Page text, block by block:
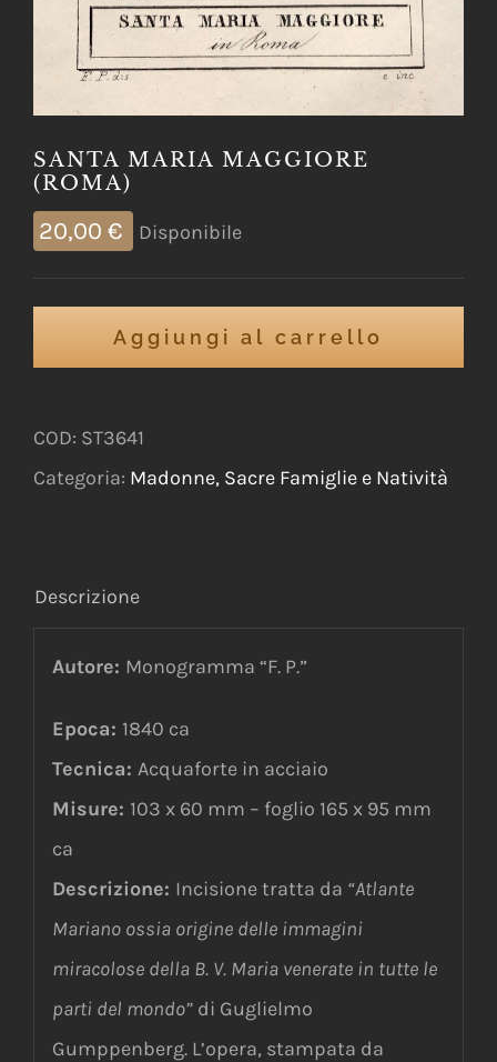
SANTA MARIA MAGGIORE
(ROMA)
20,00 € Disponibile
Aggiungi al carrello
COD: ST3641
Categoria: Madonne, Sacre Famiglie e Natività
Descrizione
Autore: Monogramma “F. P.”
Epoca: 1840 ca
Tecnica: Acquaforte in acciaio
Misure: 103 x 60 mm – foglio 165 x 95 mm
ca
Descrizione: Incisione tratta da “Atlante
Mariano ossia origine delle immagini
miracolose della B. V. Maria venerate in tutte le
parti del mondo”di Guglielmo
Gumppenberg. L’opera, stampata da